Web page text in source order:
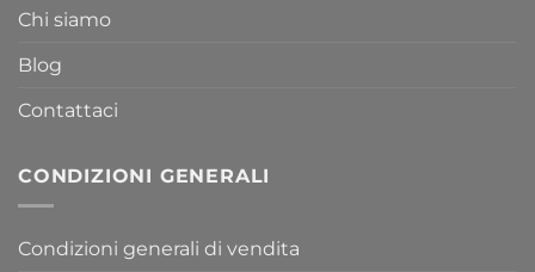
Chi siamo
Blog
Contattaci
CONDIZIONI GENERALI
Condizioni generali di vendita